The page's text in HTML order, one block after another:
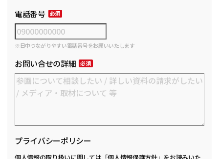
電話番号
※日中つながりやすい電話番号をお願いいたします
お問い合せの詳細
プライバシーポリシー